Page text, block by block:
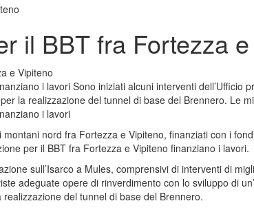
il BBT fra Fortezza
i lavori Sono iniziati alcuni interventi
la realizzazione del tunnel di base del Brennero. Le
i lavori
nord fra Fortezza e Vipiteno, finanziati con i
per il BBT fra Fortezza e Vipiteno finanziano i lavori.
sull’Isarco a Mules, comprensivi di interventi di
adeguate opere di rinverdimento con lo sviluppo di
del tunnel di base del Brennero.